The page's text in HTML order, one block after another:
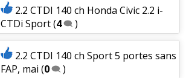
2.2 CTDI 140 ch Honda Civic 2.2 i-
CTDi Sport(4 )
2.2 CTDI 140 ch Sport 5 portes sans
FAP, mai (0 )